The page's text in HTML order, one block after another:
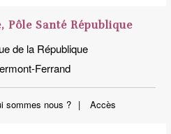
Pôle Santé République
de la République
Ferrand
sommes nous ? Accès